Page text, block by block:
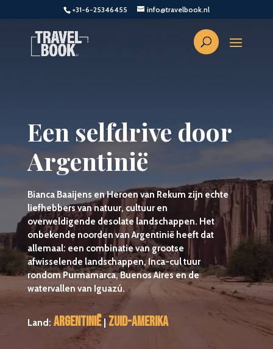
+31-6-25346455 info@travelbook.nl
Een selfdrive door
Argentinië
Bianca Baaijens en Heroen van Rekum zijn echte
liefhebbers van natuur, cultuur en
overweldigende desolate landschappen. Het
onbekende noorden van Argentinië heeft dat
allemaal: een combinatie van grootse
afwisselende landschappen, Inca-cul tuur
rondom Purmamarca, Buenos Aires en de
watervallen van Iguazú.
Land: Argentinië|Zuid-Amerika